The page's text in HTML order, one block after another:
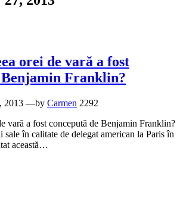
orei de vară a fost
Benjamin Franklin?
2013 —by Carmen 2292
vară a fost concepută de Benjamin Franklin?
în calitate de delegat american la Paris în
această…